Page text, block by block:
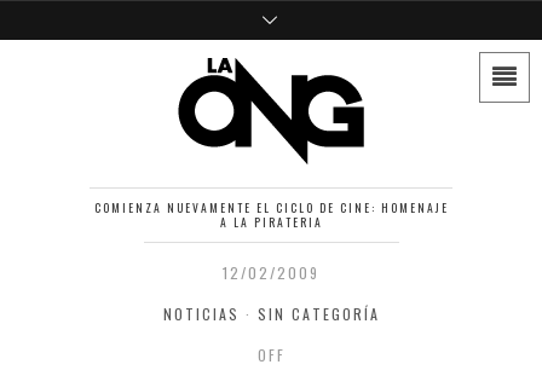
COMIENZA NUEVAMENTE EL CICLO DE CINE: HOMENAJE
A LA PIRATERIA
12/02/2009
NOTICIAS · SIN CATEGORÍA
OFF